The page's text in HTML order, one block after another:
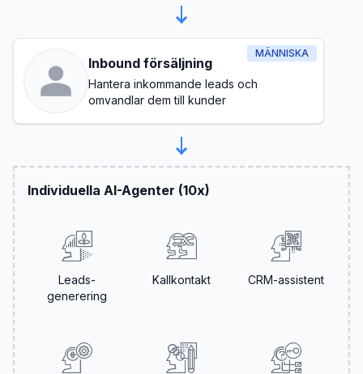
MÄNNISKA
Inbound försäljning
Hantera inkommande leads och
omvandlar dem till kunder
Individuella AI-Agenter (10x)
Leads-
generering
Kallkontakt CRM-assistent